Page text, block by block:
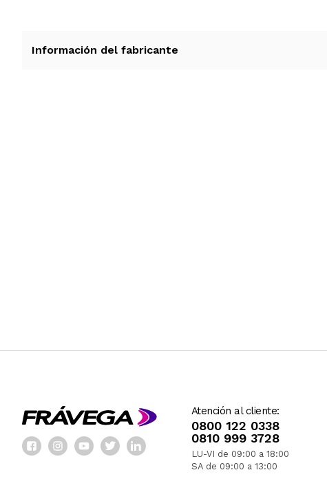
Información del fabricante
Atención al cliente:
0800 122 0338
0810 999 3728
LU-VI de 09:00 a 18:00
SA de 09:00 a 13:00